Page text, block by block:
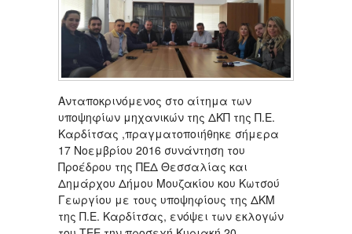
Ανταποκρινόμενος στο αίτημα των
υποψηφίων μηχανικών της ΔΚΠ της Π.Ε.
Καρδίτσας ,πραγματοποιήθηκε σήμερα
17 Νοεμβρίου 2016 συνάντηση του
Προέδρου της ΠΕΔ Θεσσαλίας και
Δημάρχου Δήμου Μουζακίου κου Κωτσού
Γεωργίου με τους υποψηφίους της ΔΚΜ
της Π.Ε. Καρδίτσας, ενόψει των εκλογών